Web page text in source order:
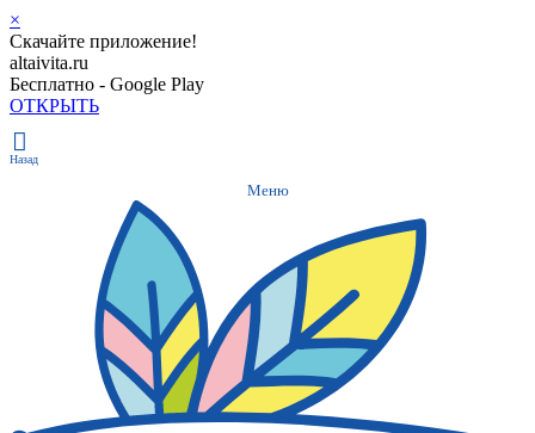
×
Скачайте приложение!
altaivita.ru
Бесплатно - Google Play
ОТКРЫТЬ
Назад
Меню